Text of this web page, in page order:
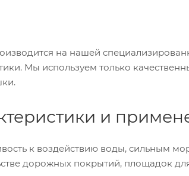
на нашей
Мы используем только
и
к воздействию воды, сильным
дорожных покрытий, площадок